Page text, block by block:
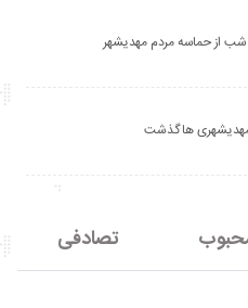
از حماسه مردم مهدیشهر
تصادفی